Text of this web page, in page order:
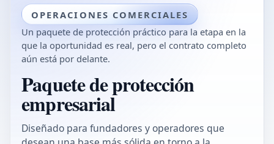
OPERACIONES COMERCIALES
Un paquete de protección práctico para la etapa en la
que la oportunidad es real, pero el contrato completo
aún está por delante.
Paquete de protección
empresarial
Diseñado para fundadores y operadores que